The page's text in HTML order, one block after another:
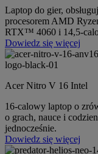
Laptop do gier,
procesorem AMD
RTX™ 4060 i 14,5-
Dowiedz się więcej
Acer Nitro V 16 Intel
16-calowy laptop o
o grach, nauce i
jednocześnie.
Dowiedz się więcej